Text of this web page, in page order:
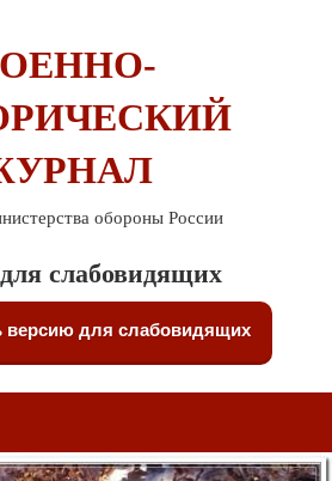
обороны России
слабовидящих
для слабовидящих